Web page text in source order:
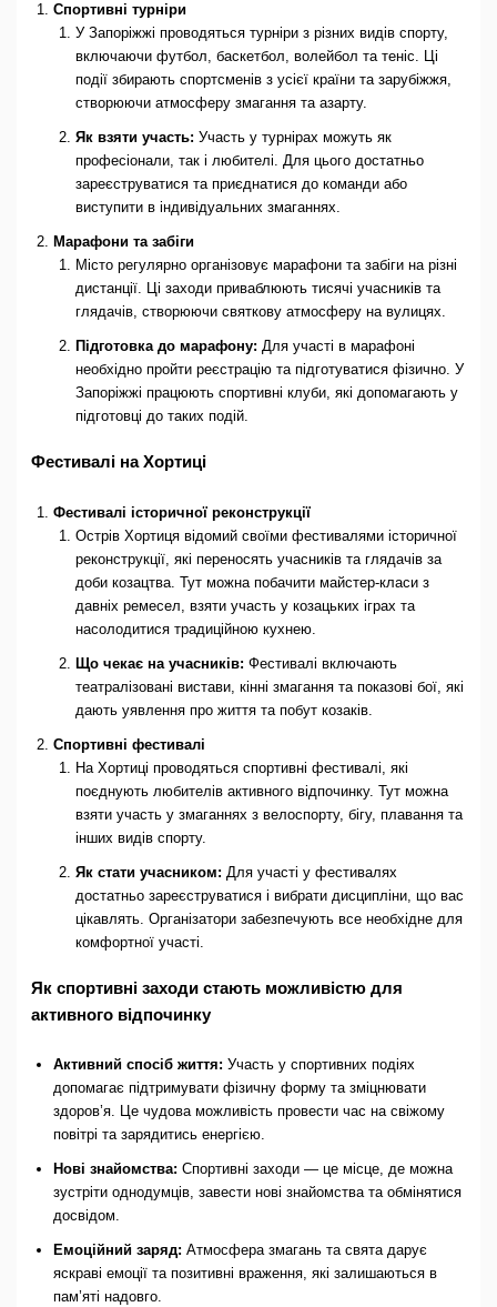
Спортивні турніри
У Запоріжжі проводяться турніри з різних видів спорту,
включаючи футбол, баскетбол, волейбол та теніс. Ці
події збирають спортсменів з усієї країни та зарубіжжя,
створюючи атмосферу змагання та азарту.
Як взяти участь: Участь у турнірах можуть як
професіонали, так і любителі. Для цього достатньо
зареєструватися та приєднатися до команди або
виступити в індивідуальних змаганнях.
Марафони та забіги
Місто регулярно організовує марафони та забіги на різні
дистанції. Ці заходи приваблюють тисячі учасників та
глядачів, створюючи святкову атмосферу на вулицях.
Підготовка до марафону: Для участі в марафоні
необхідно пройти реєстрацію та підготуватися фізично. У
Запоріжжі працюють спортивні клуби, які допомагають у
підготовці до таких подій.
Фестивалі на Хортиці
Фестивалі історичної реконструкції
Острів Хортиця відомий своїми фестивалями історичної
реконструкції, які переносять учасників та глядачів за
доби козацтва. Тут можна побачити майстер-класи з
давніх ремесел, взяти участь у козацьких іграх та
насолодитися традиційною кухнею.
Що чекає на учасників: Фестивалі включають
театралізовані вистави, кінні змагання та показові бої, які
дають уявлення про життя та побут козаків.
Спортивні фестивалі
На Хортиці проводяться спортивні фестивалі, які
поєднують любителів активного відпочинку. Тут можна
взяти участь у змаганнях з велоспорту, бігу, плавання та
інших видів спорту.
Як стати учасником: Для участі у фестивалях
достатньо зареєструватися і вибрати дисципліни, що вас
цікавлять. Організатори забезпечують все необхідне для
комфортної участі.
Як спортивні заходи стають можливістю для
активного відпочинку
Активний спосіб життя: Участь у спортивних подіях
допомагає підтримувати фізичну форму та зміцнювати
здоров’я. Це чудова можливість провести час на свіжому
повітрі та зарядитись енергією.
Нові знайомства: Спортивні заходи — це місце, де можна
зустріти однодумців, завести нові знайомства та обмінятися
досвідом.
Емоційний заряд: Атмосфера змагань та свята дарує
яскраві емоції та позитивні враження, які залишаються в
пам’яті надовго.